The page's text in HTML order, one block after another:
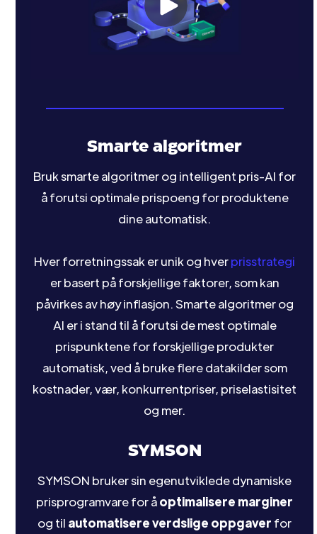
Smarte algoritmer
Bruk smarte algoritmer og intelligent pris-AI for
å forutsi optimale prispoeng for produktene
dine automatisk.
Hver forretningssak er unik og hverprisstrategi
er basert på forskjellige faktorer, som kan
påvirkes av høy inflasjon. Smarte algoritmer og
AI er i stand til å forutsi de mest optimale
prispunktene for forskjellige produkter
automatisk, ved å bruke flere datakilder som
kostnader, vær, konkurrentpriser, priselastisitet
og mer.
SYMSON
SYMSON bruker sin egenutviklede dynamiske
prisprogramvare for åoptimalisere marginer
og til automatisere verdslige oppgaver for